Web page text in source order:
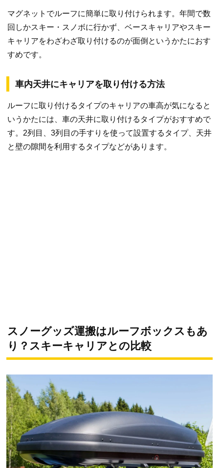
マグネットでルーフに簡単に取り付けられます。年間で数
回しかスキー・スノボに行かず、ベースキャリアやスキー
キャリアをわざわざ取り付けるのが面倒というかたにおす
すめです。
車内天井にキャリアを取り付ける方法
ルーフに取り付けるタイプのキャリアの車高が気になると
いうかたには、車の天井に取り付けるタイプがおすすめで
す。2列目、3列目の手すりを使って設置するタイプ、天井
と壁の隙間を利用するタイプなどがあります。
スノーグッズ運搬はルーフボックスもあ
り？スキーキャリアとの比較